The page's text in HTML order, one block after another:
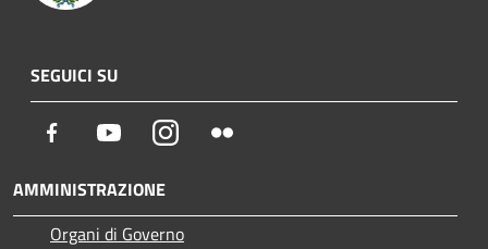
SEGUICI SU
Facebook YoutubeInstagram
AMMINISTRAZIONE
Organi di Governo